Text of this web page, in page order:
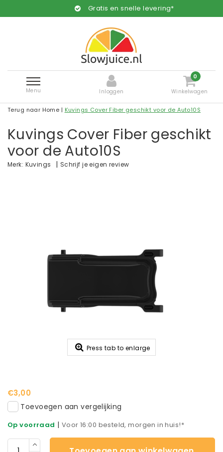
Gratis en snelle levering*
Menu Inloggen
0
Winkelwagen
Terug naar Home | Kuvings Cover Fiber geschikt voor de Auto10S
Kuvings Cover Fiber geschikt
voor de Auto10S
Merk: Kuvings | Schrijf je eigen review
Press tab to enlarge
€3,00
Toevoegen aan vergelijking
Op voorraad | Voor 16:00 besteld, morgen in huis!*